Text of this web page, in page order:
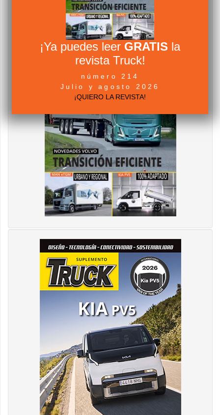
¡Ya puedes leer GRATIS la
revista Truck!
número 214
Julio y agosto 2026
¡QUIERO LA REVISTA!